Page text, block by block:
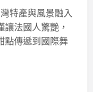
特產與風景融入
法國人驚艷，
點傳遞到國際舞